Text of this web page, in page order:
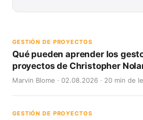
GESTIÓN DE PROYECTOS
Qué pueden aprender los
proyectos de Christopher
Marvin Blome · 02.08.2026 · 20 min de
GESTIÓN DE PROYECTOS